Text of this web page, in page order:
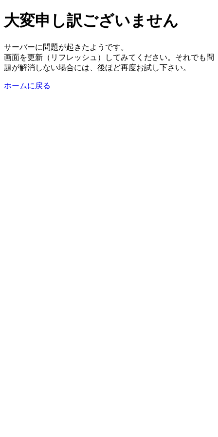
大変申し訳ございません
サーバーに問題が起きたようです。
画面を更新（リフレッシュ）してみてください。それでも問
題が解消しない場合には、後ほど再度お試し下さい。
ホームに戻る